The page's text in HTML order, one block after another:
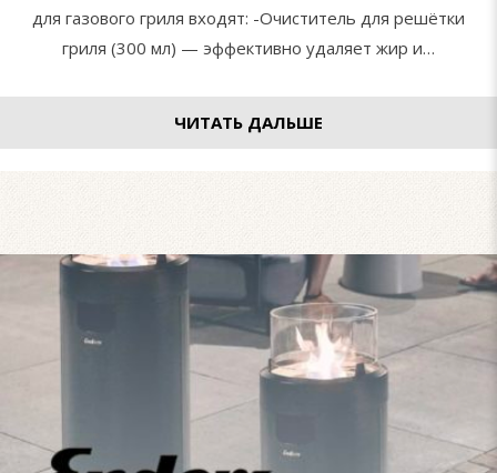
для газового гриля входят: -Очиститель для решётки
гриля (300 мл) — эффективно удаляет жир и…
ЧИТАТЬ ДАЛЬШЕ